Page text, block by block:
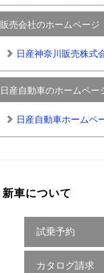
販売会社のホームページ
日産神奈川販売株式
日産自動車のホームペー
日産自動車ホームペ
新車について
試乗予約
カタログ請求